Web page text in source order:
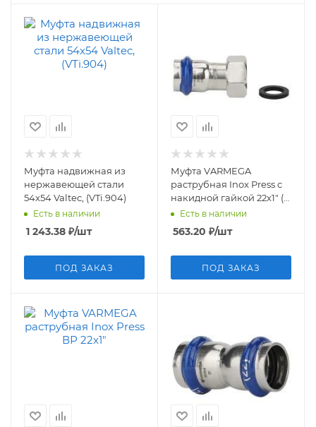
Муфта надвижная из
нержавеющей стали
54х54 Valtec, (VTi.904)
Есть в наличии
1 243.38 ₽/шт
ПОД ЗАКАЗ
Муфта VARMEGA
раструбная Inox Press с
накидной гайкой 22x1" (5)
VM709002206
Есть в наличии
563.20 ₽/шт
ПОД ЗАКАЗ